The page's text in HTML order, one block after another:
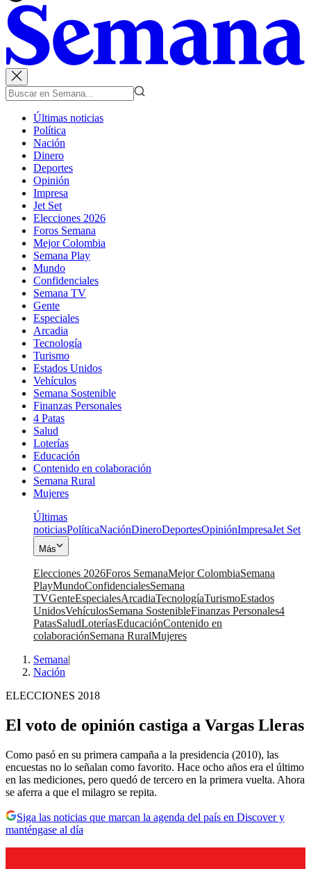
Últimas noticias
Política
Nación
Dinero
Deportes
Opinión
Impresa
Jet Set
Elecciones 2026
Foros Semana
Mejor Colombia
Semana Play
Mundo
Confidenciales
Semana TV
Gente
Especiales
Arcadia
Tecnología
Turismo
Estados Unidos
Vehículos
Semana Sostenible
Finanzas Personales
4 Patas
Salud
Loterías
Educación
Contenido en colaboración
Semana Rural
Mujeres
Últimas
noticiasPolíticaNaciónDineroDeportesOpiniónImpresaJet Set
Más
Elecciones 2026Foros SemanaMejor ColombiaSemana
PlayMundoConfidencialesSemana
TVGenteEspecialesArcadiaTecnologíaTurismoEstados
UnidosVehículosSemana SostenibleFinanzas Personales4
PatasSaludLoteríasEducaciónContenido en
colaboraciónSemana RuralMujeres
Semana|
Nación
ELECCIONES 2018
El voto de opinión castiga a Vargas Lleras
Como pasó en su primera campaña a la presidencia (2010), las
encuestas no lo señalan como favorito. Hace ocho años era el último
en las mediciones, pero quedó de tercero en la primera vuelta. Ahora
se aferra a que el milagro se repita.
Siga las noticias que marcan la agenda del país en Discover y
manténgase al día